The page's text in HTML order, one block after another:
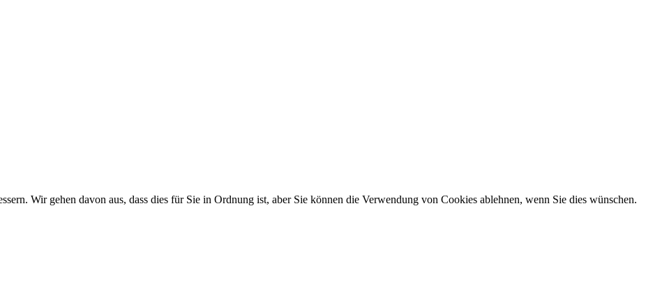
Wir gehen davon aus, dass dies für Sie in Ordnung ist, aber Sie können die Verwendung von Cookies ablehnen, wenn Sie dies wünschen.